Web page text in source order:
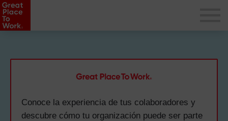
Conoce la experiencia de tus colaboradores y
descubre cómo tu organización puede ser parte